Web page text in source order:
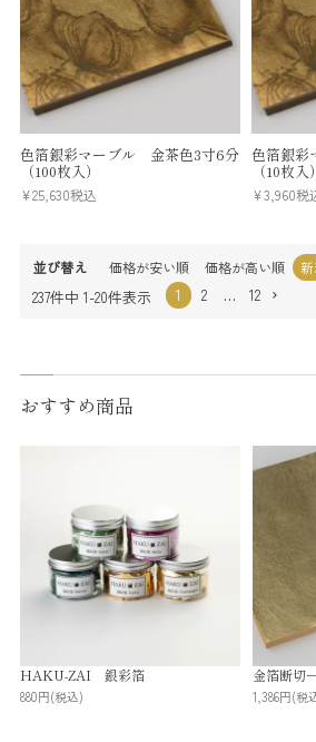
色箔銀彩マーブル 金茶色3寸6分
（100枚入）
¥25,630税込
色箔銀
（10枚入）
¥3,960税
並び替え 価格が安い順 価格が高い順
237件中 1-20件表示 1 2 … 12
おすすめ商品
HAKU-ZAI 銀彩箔
880円(税込)
金箔断切
1,386円(税